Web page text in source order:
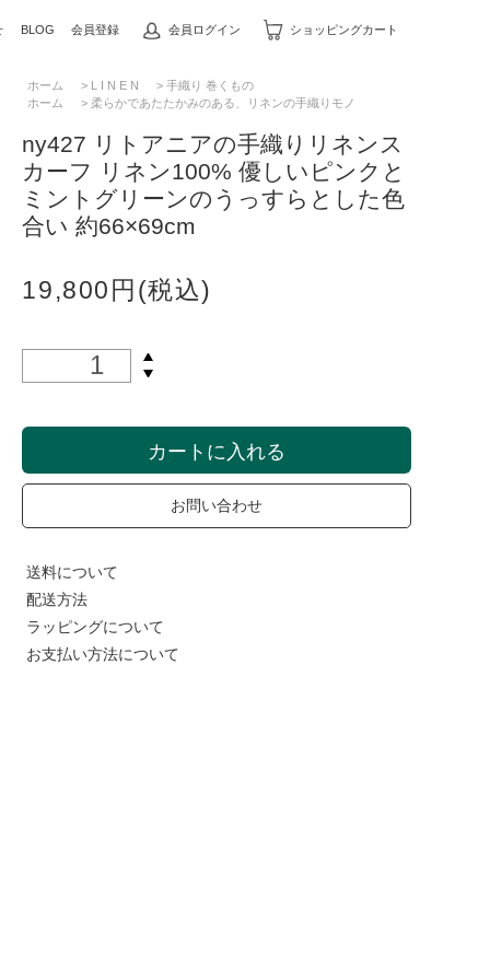
BLOG 会員登録 会員ログイン ショッピングカート
ホーム > L I N E N >手織り 巻くもの
ホーム
> 柔らかであたたかみのある、リネンの手織りモノ
ny427 リトアニアの手織りリネンス
カーフ リネン100% 優しいピンクと
ミントグリーンのうっすらとした色
合い 約66×69cm
19,800円(税込)
カートに入れる
お問い合わせ
送料について
配送方法
ラッピングについて
お支払い方法について